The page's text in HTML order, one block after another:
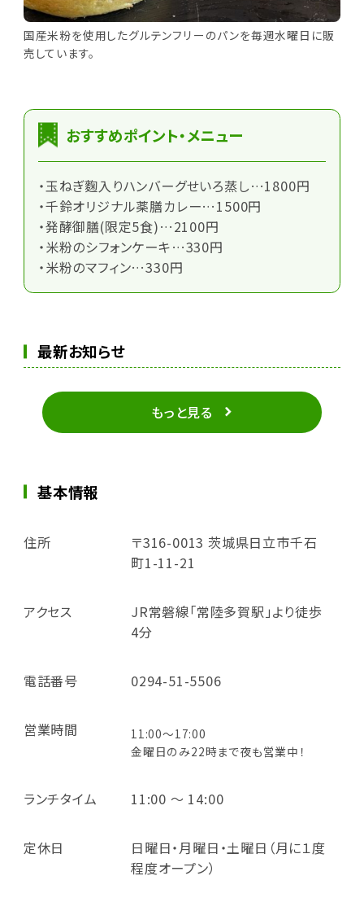
国産米粉を使用したグルテンフリーのパンを毎週水曜日に販
売しています。
おすすめポイント・メニュー
・玉ねぎ麴入りハンバーグせいろ蒸し…1800円
・千鈴オリジナル薬膳カレー…1500円
・発酵御膳(限定5食)…2100円
・米粉のシフォンケーキ…330円
・米粉のマフィン…330円
最新お知らせ
もっと見る
基本情報
住所
〒316-0013 茨城県日立市千石
町1-11-21
アクセス
JR常磐線「常陸多賀駅」より徒歩
4分
電話番号 0294-51-5506
営業時間
11:00～17:00
金曜日のみ22時まで夜も営業中！
ランチタイム 11:00 ～ 14:00
定休日
日曜日・月曜日・土曜日（月に１度
程度オープン）